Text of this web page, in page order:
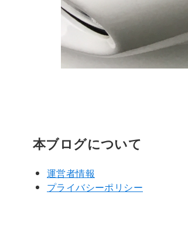
本ブログについて
運営者情報
プライバシーポリシー